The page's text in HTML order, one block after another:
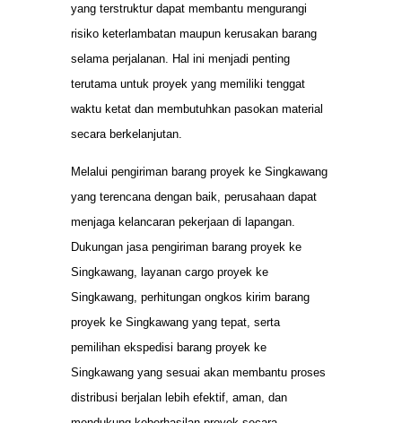
yang terstruktur dapat membantu mengurangi
risiko keterlambatan maupun kerusakan barang
selama perjalanan. Hal ini menjadi penting
terutama untuk proyek yang memiliki tenggat
waktu ketat dan membutuhkan pasokan material
secara berkelanjutan.
Melalui pengiriman barang proyek ke Singkawang
yang terencana dengan baik, perusahaan dapat
menjaga kelancaran pekerjaan di lapangan.
Dukungan jasa pengiriman barang proyek ke
Singkawang, layanan cargo proyek ke
Singkawang, perhitungan ongkos kirim barang
proyek ke Singkawang yang tepat, serta
pemilihan ekspedisi barang proyek ke
Singkawang yang sesuai akan membantu proses
distribusi berjalan lebih efektif, aman, dan